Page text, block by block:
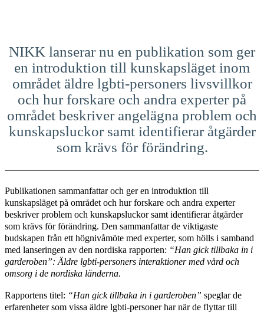
NIKK lanserar nu en publikation som ger
en introduktion till kunskapsläget inom
området äldre lgbti-personers livsvillkor
och hur forskare och andra experter på
området beskriver angelägna problem och
kunskapsluckor samt identifierar åtgärder
som krävs för förändring.
Publikationen sammanfattar och ger en introduktion till
kunskapsläget på området och hur forskare och andra experter
beskriver problem och kunskapsluckor samt identifierar åtgärder
som krävs för förändring. Den sammanfattar de viktigaste
budskapen från ett högnivåmöte med experter, som hölls i samband
med lanseringen av den nordiska rapporten: “Han gick tillbaka in i
garderoben”: Äldre lgbti-personers interaktioner med vård och
omsorg i de nordiska länderna.
Rapportens titel: “Han gick tillbaka in i garderoben” speglar de
erfarenheter som vissa äldre lgbti-personer har när de flyttar till